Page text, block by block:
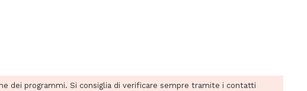
dei programmi. Si consiglia di verificare sempre tramite i contatti